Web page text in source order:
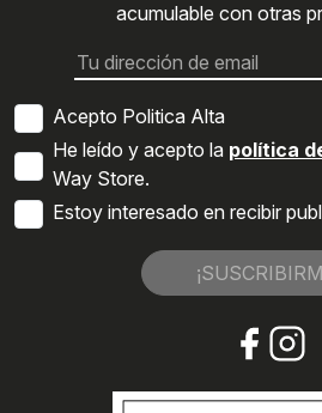
acumulable con otras
Acepto Politica Alta
He leído y acepto la política
Way Store.
Estoy interesado en recibir